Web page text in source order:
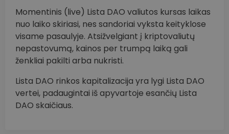
Momentinis (live) Lista DAO valiutos kursas laikas
nuo laiko skiriasi, nes sandoriai vyksta keityklose
visame pasaulyje. Atsižvelgiant į kriptovaliutų
nepastovumą, kainos per trumpą laiką gali
ženkliai pakilti arba nukristi.
Lista DAO rinkos kapitalizacija yra lygi Lista DAO
vertei, padaugintai iš apyvartoje esančių Lista
DAO skaičiaus.